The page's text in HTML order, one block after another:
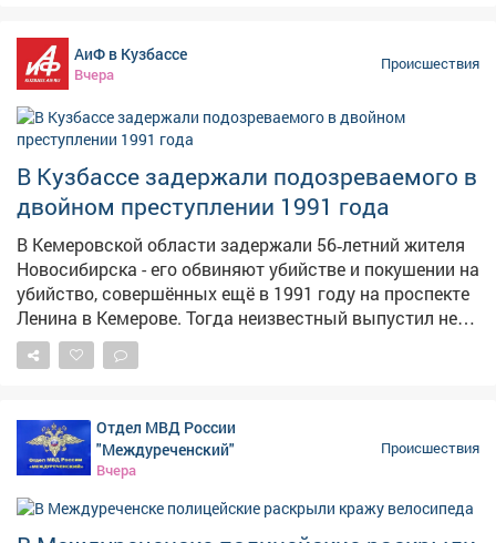
рейсе, вылетевшем из Санкт-Петербурга.
Представитель авиакомпании отказал 35-летнему
жителю Мысков в дальнейшем перелете из-за его
поведения. Транспортные полицейские установили: в
ходе полета мужчина оскорблял окружающих с
замечания работников авиакомпании, проявлял
агрессию и распивал спиртные напитки прямо в
освидетельствование подтвердило алкогольное
опьянение. В отношении дебошира составили
протокол по ч. 1 ст. 20.1 КоАП РФ "Мелкое
хулиганство" и назначили административный штраф.
АиФ в Кузбассе
Вчера
Происшествия
В Кузбассе задержали подозреваемого в
двойном преступлении 1991 года
В Кемеровской области задержали 56‑летний жителя
Новосибирска - его обвиняют убийстве и покушении на
убийство, совершённых ещё в 1991 году на проспекте
Ленина в Кемерове. Тогда неизвестный выпустил не
менее двух пуль из огнестрельного оружия в двух
мужчин. Один из пострадавших скончался на месте,
выжил благодаря вовремя оказанной медпомощи. В
90-е раскрыть преступление не удалось, и уголовное
дело приостановили. Однако силовики продолжали
Ключевым прорывом стал допрос свидетеля,
который раньше уклонялся от развёрнутых
Отдел МВД России
"Междуреченский"
Вчера
Происшествия